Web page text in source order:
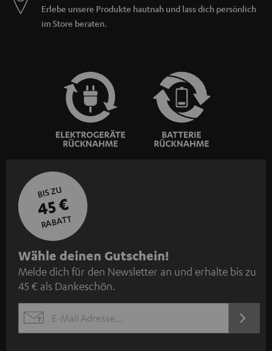
Erlebe unsere Produkte hautnah und lass dich persönlich
im Store beraten.
BIS ZU
45 €
RABATT
N
e
w
s
l
Wähle deinen Gutschein!
Melde dich für den Newsletter an und erhalte bis zu
45 € als Dankeschön.
EMAIL
JETZT